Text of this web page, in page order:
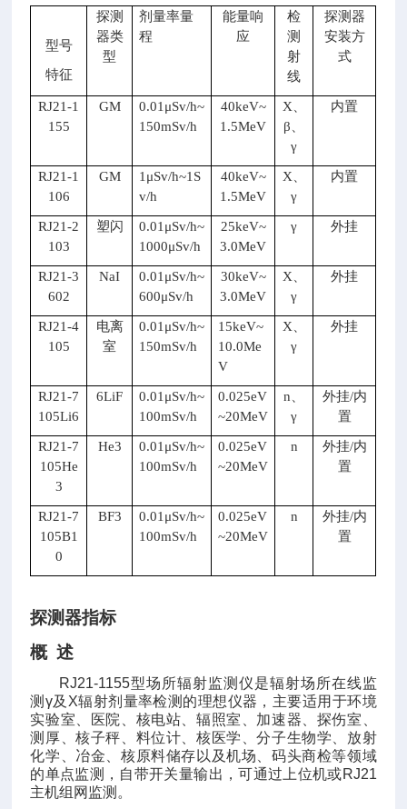
型号
特征
探测
器类
型
剂量率量
程
能量响
应
检
测
射
线
探测器
安装方
式
RJ21-1
155
GM 0.01 μSv/h~
150mSv/h
40keV~
1.5MeV
X
β、
γ
内置
RJ21-1
106
GM 1 μSv/h~1S
v/h
40keV~
1.5MeV
X
γ
内置
RJ21-2
103
塑闪 0.01 μSv/h~
1000μSv/h
25keV~
3.0MeV
γ 外挂
RJ21-3
602
NaI 0.01 μSv/h~
600μSv/h
30keV~
3.0MeV
X
γ
外挂
RJ21-4
105
电离
室
0.01 μSv/h~
150mSv/h
15keV~
10.0Me
V
X
γ
外挂
RJ21-7
105Li6
6LiF 0.01 μSv/h~
100mSv/h
0.025eV
~20MeV
n
γ
外挂/内
置
RJ21-7
105He
3
He3 0.01 μSv/h~
100mSv/h
0.025eV
~20MeV
n 外挂/内
置
RJ21-7
105B1
0
BF3 0.01 μSv/h~
100mSv/h
0.025eV
~20MeV
n 外挂/内
置
探测器指标
概 述
RJ21-1155型场所辐射监测仪是辐射场所在线监
测 γ及 X辐射剂量率检测的理想仪器，主要适用于环境
实验室、医院、核电站、辐照室、加速器、探伤室、
测厚、核子秤、料位计、核医学、分子生物学、放射
化学、冶金、核原料储存以及机场、码头商检等领域
的单点监测 ，自带开关量输出，可通过上位机或RJ21
主机组网监测。